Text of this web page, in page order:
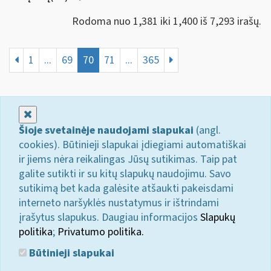
Rodoma nuo 1,381 iki 1,400 iš 7,293 irašų.
1 ... 69 70 71 ... 365
Šioje svetainėje naudojami slapukai (angl.
cookies). Būtinieji slapukai įdiegiami automatiškai
ir jiems nėra reikalingas Jūsų sutikimas. Taip pat
galite sutikti ir su kitų slapukų naudojimu. Savo
sutikimą bet kada galėsite atšaukti pakeisdami
interneto naršyklės nustatymus ir ištrindami
įrašytus slapukus. Daugiau informacijos Slapukų
politika; Privatumo politika.
Būtinieji slapukai